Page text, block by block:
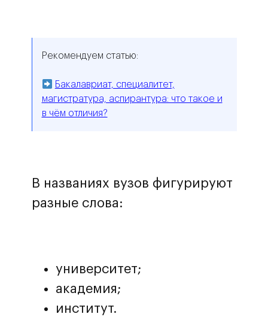
Рекомендуем статью:
Бакалавриат, специалитет,
магистратура, аспирантура: что такое и
в чём отличия?
В названиях вузов фигурируют
разные слова:
университет;
академия;
институт.